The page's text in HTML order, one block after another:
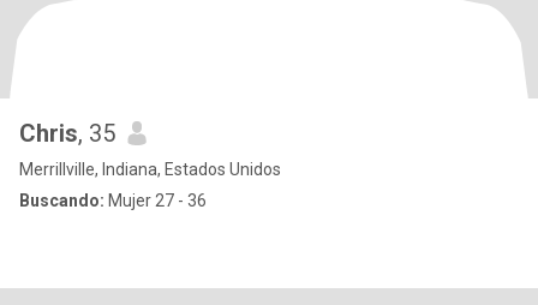
Chris, 35
Merrillville, Indiana, Estados Unidos
Buscando: Mujer 27 - 36